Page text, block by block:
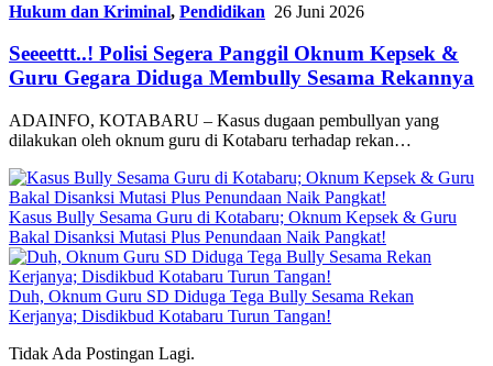
Hukum dan Kriminal, Pendidikan 26 Juni 2026
Seeeettt..! Polisi Segera Panggil Oknum Kepsek &
Guru Gegara Diduga Membully Sesama Rekannya
ADAINFO, KOTABARU – Kasus dugaan pembullyan yang
dilakukan oleh oknum guru di Kotabaru terhadap rekan…
Kasus Bully Sesama Guru di Kotabaru; Oknum Kepsek & Guru
Bakal Disanksi Mutasi Plus Penundaan Naik Pangkat!
Duh, Oknum Guru SD Diduga Tega Bully Sesama Rekan
Kerjanya; Disdikbud Kotabaru Turun Tangan!
Tidak Ada Postingan Lagi.